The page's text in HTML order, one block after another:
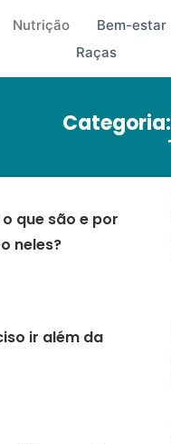
Nutrição Bem-estar
Raças
Categoria:
que são e por
neles?
ir além da